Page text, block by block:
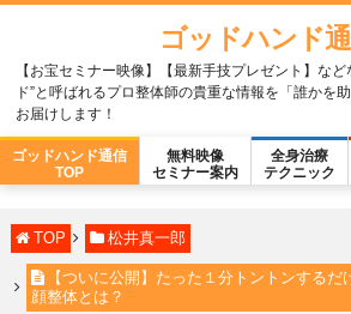
ゴッドハンド
【お宝セミナー映像】【最新手技プレゼント】な
ド”と呼ばれるプロ整体師の貴重な情報を「誰かを
お届けします！
ゴッドハンド通信
TOP
無料映像
セミナー案内
全身治療
テクニック
TOP 松井真一郎
【ついに公開】たった１分トントンするだ
顔整体とは？